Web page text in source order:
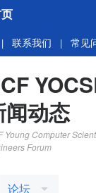
| 联系我们 | 常见
闻动态
Young Computer
Forum
论坛